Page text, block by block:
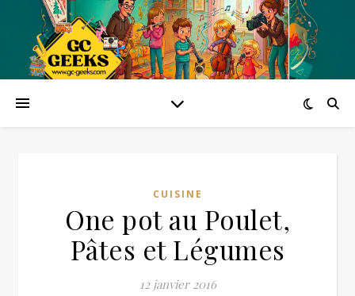
CUISINE
One pot au Poulet,
Pâtes et Légumes
12 janvier 2016